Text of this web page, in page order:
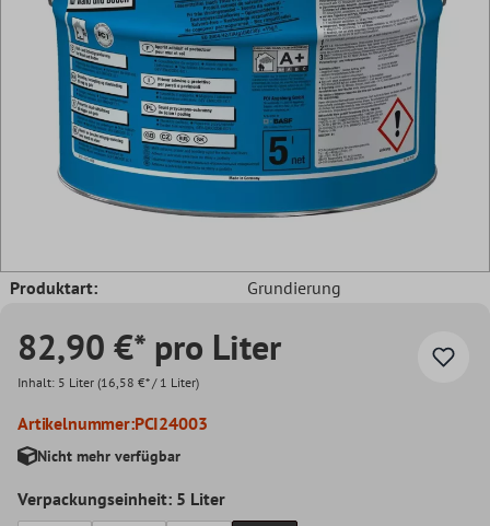
Produktart: Grundierung
82,90 €* pro Liter
Inhalt: 5 Liter (16,58 €* / 1 Liter)
Artikelnummer:PCI24003
Nicht mehr verfügbar
Verpackungseinheit: 5 Liter